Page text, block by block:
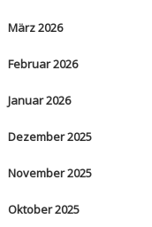
März 2026
Februar 2026
Januar 2026
Dezember 2025
November 2025
Oktober 2025